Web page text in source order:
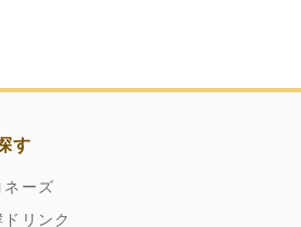
す
ネーズ
リンク